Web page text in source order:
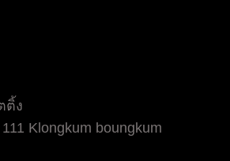
ติ้ง
Klongkum boungkum